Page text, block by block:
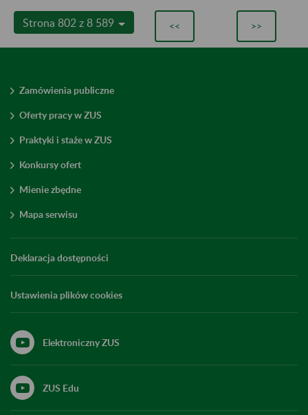
Strona 802 z 8 589 << >>
Zamówienia publiczne
Oferty pracy w ZUS
Praktyki i staże w ZUS
Konkursy ofert
Mienie zbędne
Mapa serwisu
Deklaracja dostępności
Ustawienia plików cookies
Elektroniczny ZUS
ZUS Edu